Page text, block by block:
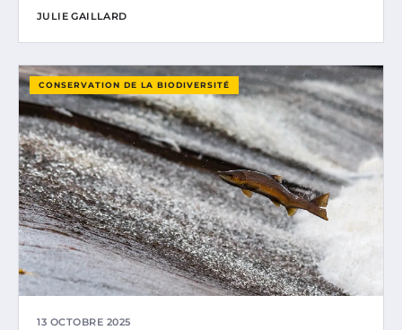
JULIE GAILLARD
CONSERVATION DE LA BIODIVERSITÉ
13 OCTOBRE 2025